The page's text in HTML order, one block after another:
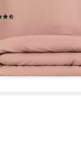
€
- in 2-3 Werktagen bei dir